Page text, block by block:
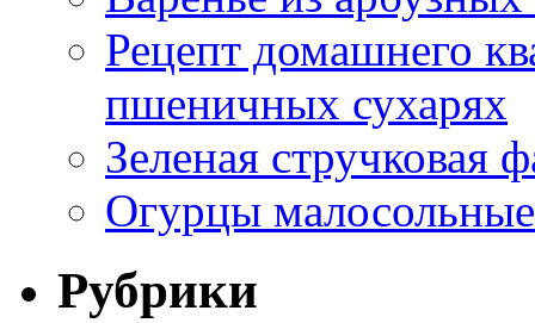
Рецепт домашнего
пшеничных сухарях
Зеленая стручковая
Огурцы
Рубрики